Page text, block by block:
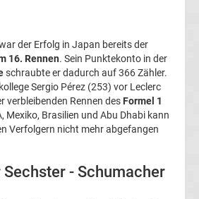
der Erfolg in Japan bereits der
16. Rennen. Sein Punktekonto in der
schraubte er dadurch auf 366 Zähler.
Sergio Pérez (253) vor Leclerc
verbleibenden Rennen des Formel 1
Mexiko, Brasilien und Abu Dhabi kann
Verfolgern nicht mehr abgefangen
- Schumacher